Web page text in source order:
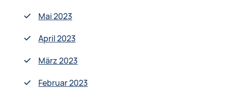
Mai 2023
April 2023
März 2023
Februar 2023